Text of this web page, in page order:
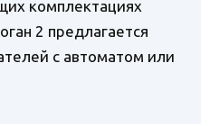
комплектациях
2 предлагается
с автоматом или